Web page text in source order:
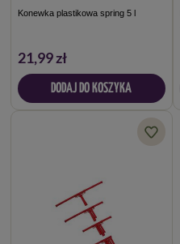
Konewka plastikowa spring 5 l
21,99 zł
DODAJ DO KOSZYKA